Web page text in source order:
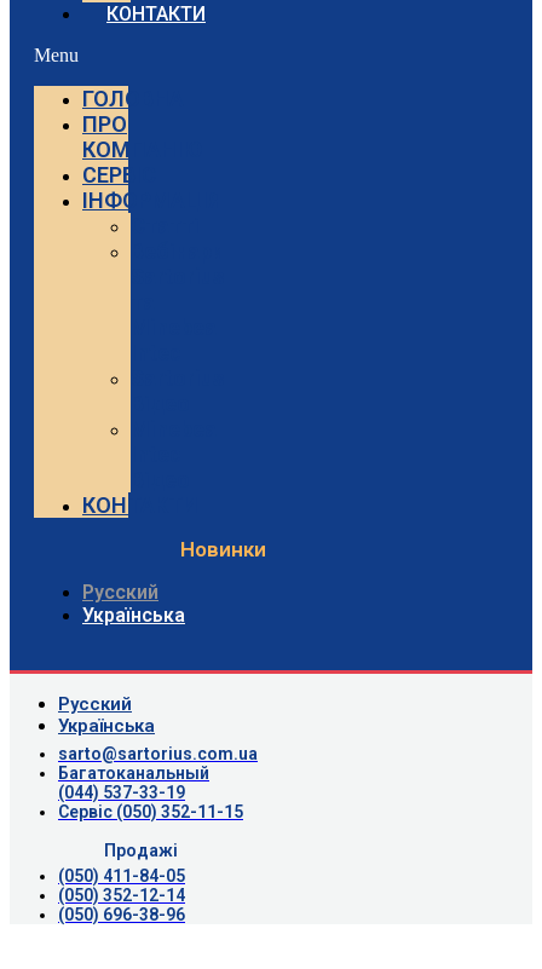
КОНТАКТИ
Menu
ГОЛОВНА
ПРО
КОМПАНІЮ
СЕРВІС
ІНФОРМАЦІЯ
КОНТАКТИ
Новинки
Русский
Українська
Русский
Українська
sarto@sartorius.com.ua
Багатоканальный
(044) 537-33-19
Сервіс (050) 352-11-15
Продажі
(050) 411-84-05
(050) 352-12-14
(050) 696-38-96